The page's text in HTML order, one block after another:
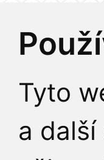
Tyto
a